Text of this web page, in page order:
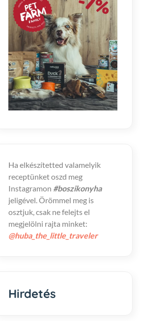
Ha elkészítetted valamelyik
receptünket oszd meg
Instagramon #boszikonyha
jeligével. Örömmel meg is
osztjuk, csak ne felejts el
megjelölni rajta minket:
@huba_the_little_traveler
Hirdetés